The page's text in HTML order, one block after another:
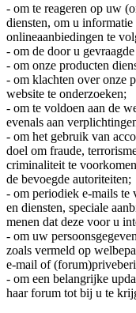
- om te reageren op uw
diensten, om u
onlineaanbiedingen te
- om de door u
- om onze producten
- om klachten over onze
website te onderzoeken;
- om te voldoen aan de
evenals aan
- om het gebruik van
doel om fraude,
criminaliteit te
de bevoegde autoriteiten;
- om periodiek e-mails te
en diensten, speciale
menen dat deze voor u
- om uw
zoals vermeld op
e-mail of
- om een belangrijke
haar forum tot bij u te